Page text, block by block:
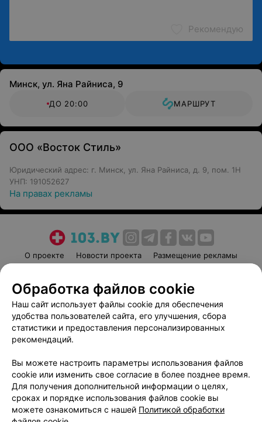
Рекомендую
Минск, ул. Яна Райниса, 9
ДО 20:00 МАРШРУТ
ООО «Восток Стиль»
Юридический адрес: г. Минск, ул. Яна Райниса, д. 9, пом. 1Н
УНП: 191052627
На правах рекламы
О проекте Новости проекта
Размещение рекламы
Пользовательское соглашение
Способы оплаты
Вакансии
Партнеры
Написать руководителю 103.by
Обработка персональных данных
Обработка файлов cookie
Наш сайт использует файлы cookie для обеспечения
удобства пользователей сайта, его улучшения, сбора
статистики и предоставления персонализированных
рекомендаций.
Вы можете настроить параметры использования файлов
cookie или изменить свое согласие в более позднее время.
Для получения дополнительной информации о целях,
сроках и порядке использования файлов cookie вы
можете ознакомиться с нашей Политикой обработки